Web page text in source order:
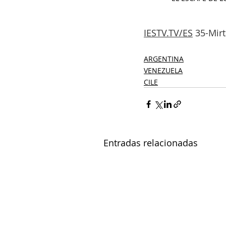
IESTV.TV/ES 35-
ARGENTINA
VENEZUELA
CILE
Entradas relacionadas